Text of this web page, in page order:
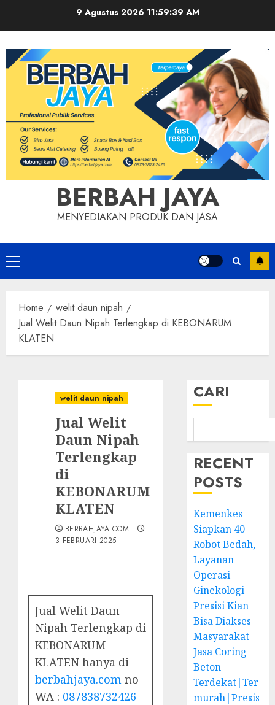
9 Agustus 2026 11:59:40 AM
BERBAH JAYA
MENYEDIAKAN PRODUK DAN JASA
Primary
Menu
Home
welit daun nipah
Jual Welit Daun Nipah Terlengkap di KEBONARUM
KLATEN
welit daun nipah
Jual Welit
Daun Nipah
Terlengkap
di
KEBONARUM
KLATEN
BERBAHJAYA.COM
3 FEBRUARI 2025
Jual Welit Daun
Nipah Terlengkap di
KEBONARUM
KLATEN hanya di
berbahjaya.com no
WA : 087838732426
CARI
RECENT
POSTS
Kemenkes
Siapkan 40
Robot Bedah,
Layanan
Operasi
Ginekologi
Presisi Kian
Bisa Diakses
Masyarakat
Jasa Coring
Beton
Terdekat|Ter
murah|Presis